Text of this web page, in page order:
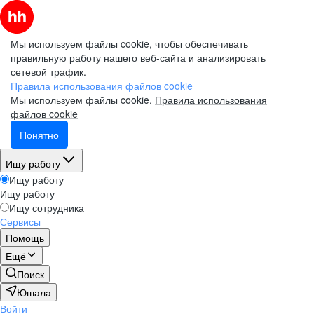
Мы используем файлы cookie, чтобы обеспечивать
правильную работу нашего веб-сайта и анализировать
сетевой трафик.
Правила использования файлов cookie
Мы используем файлы cookie. Правила использования
файлов cookie
Понятно
Ищу работу
Ищу работу
Ищу работу
Ищу сотрудника
Сервисы
Помощь
Ещё
Поиск
Юшала
Войти